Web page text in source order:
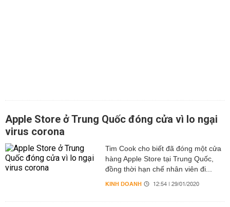
Apple Store ở Trung Quốc đóng cửa vì lo ngại
virus corona
Tim Cook cho biết đã đóng một cửa
hàng Apple Store tại Trung Quốc,
đồng thời hạn chế nhân viên đi...
KINH DOANH 12:54 | 29/01/2020